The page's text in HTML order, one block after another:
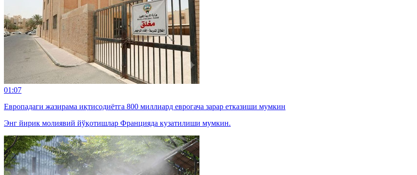
01:07
Европадаги жазирама иқтисодиётга 800 миллиард еврогача зарар етказиши мумкин
Энг йирик молиявий йўқотишлар Францияда кузатилиши мумкин.